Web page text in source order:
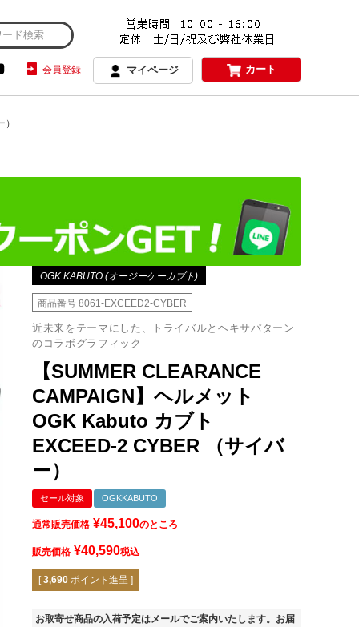
会員登録 マイページ カート
OGK KABUTO (オージーケーカブト)
商品番号 8061-EXCEED2-CYBER
近未来をテーマにした、トライバルとヘキサパターン
のコラボグラフィック
【SUMMER CLEARANCE
CAMPAIGN】ヘルメット
OGK Kabuto カブト
EXCEED-2 CYBER （サイバ
ー）
セール対象 OGKKABUTO
通常販売価格 ¥45,100のところ
販売価格 ¥40,590税込
[ 3,690 ポイント進呈 ]
お取寄せ商品の入荷予定はメールでご案内いたします。お届